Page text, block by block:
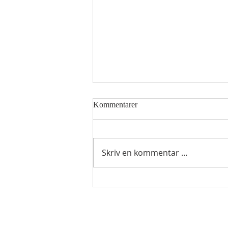
Hellig sky 8.august
Kommentarer
Skriv en kommentar …